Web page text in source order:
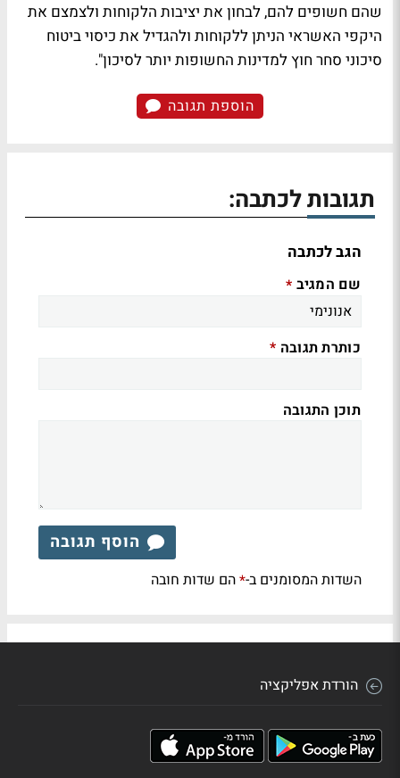
שהם חשופים להם, לבחון את יציבות הלקוחות ולצמצם את
היקפי האשראי הניתן ללקוחות ולהגדיל את כיסוי ביטוח
סיכוני סחר חוץ למדינות החשופות יותר לסיכון".
הוספת תגובה
תגובות לכתבה:
הגב לכתבה
שם המגיב *
כותרת תגובה *
תוכן התגובה
הוסף תגובה
השדות המסומנים ב-*הם שדות חובה
הורדת אפליקציה